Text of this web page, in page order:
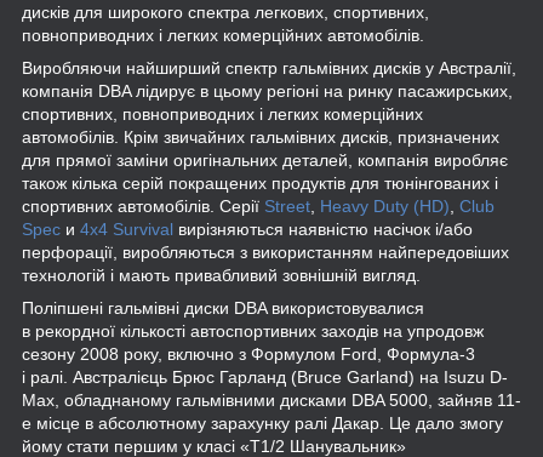
дисків для широкого спектра легкових, спортивних,
повноприводних і легких комерційних автомобілів.
Виробляючи найширший спектр гальмівних дисків у Австралії,
компанія DBA лідирує в цьому регіоні на ринку пасажирських,
спортивних, повноприводних і легких комерційних
автомобілів. Крім звичайних гальмівних дисків, призначених
для прямої заміни оригінальних деталей, компанія виробляє
також кілька серій покращених продуктів для тюнінгованих і
спортивних автомобілів. Серії Street Heavy Duty (HD) Club
Spec и 4x4 Survival вирізняються наявністю насічок і/або
перфорації, виробляються з використанням найпередовіших
технологій і мають привабливий зовнішній вигляд.
Поліпшені гальмівні диски DBA використовувалися
в рекордної кількості автоспортивних заходів на упродовж
сезону 2008 року, включно з Формулом Ford, Формула-3
і ралі. Австралієць Брюс Гарланд (Bruce Garland) на Isuzu D-
Max, обладнаному гальмівними дисками DBA 5000, зайняв 11-
е місце в абсолютному зарахунку ралі Дакар. Це дало змогу
йому стати першим у класі «T1/2 Шанувальник»